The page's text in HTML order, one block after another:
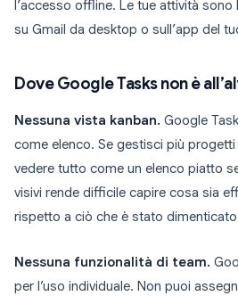
l’accesso offline. Le tue attività
su Gmail da desktop o sull’app del
Dove Google Tasks non è
Nessuna vista kanban. Google
come elenco. Se gestisci più
vedere tutto come un elenco piatto
visivi rende difficile capire cosa sia
rispetto a ciò che è stato
Nessuna funzionalità di team.
per l’uso individuale. Non puoi